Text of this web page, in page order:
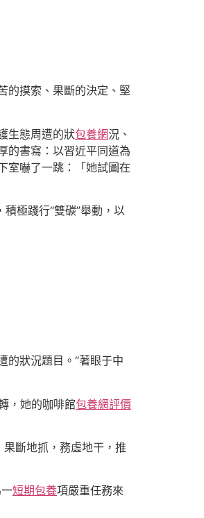
的摸索、果斷的決定、堅
生態周遭的狀包養網況、
的書寫：以習近平同道為
室嚇了一跳：「她試圖在
極踐行“雙碳”舉動，以
的狀況題目。“著眼于中
，她的咖啡館包養網評價
斷地抓，務虛地干，推
短期包養項嚴重任務來